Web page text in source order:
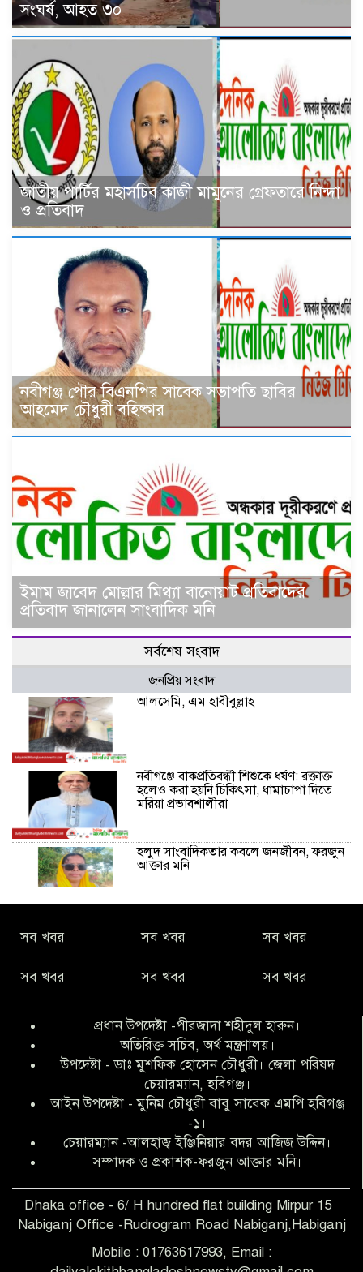
সংঘর্ষ, আহত ৩০
জাতীয় পার্টির মহাসচিব কাজী মামুনের গ্রেফতারে নিন্দা
ও প্রতিবাদ
নবীগঞ্জ পৌর বিএনপির সাবেক সভাপতি ছাবির
আহমেদ চৌধুরী বহিষ্কার
ইমাম জাবেদ মোল্লার মিথ্যা বানোয়াট প্রতিবাদের
প্রতিবাদ জানালেন সাংবাদিক মনি
সর্বশেষ সংবাদ
জনপ্রিয় সংবাদ
আলসেমি, এম হাবীবুল্লাহ
নবীগঞ্জে বাকপ্রতিবন্ধী শিশুকে ধর্ষণ: রক্তাক্ত
হলেও করা হয়নি চিকিৎসা, ধামাচাপা দিতে
মরিয়া প্রভাবশালীরা
হলুদ সাংবাদিকতার কবলে জনজীবন, ফরজুন
আক্তার মনি
কিবরিয়া
বৃত্তি পরীক্ষার সুযোগ করে দিলেন প্রধান শিক্ষক
ফারুক মাস্টার
আব্দুল হক তালুকদার ফাউন্ডেশন মানবতার
শিকড় ছুঁই ছুঁই,ফরজুন আক্তার মনি
সিলেট রেঞ্জের শ্রেষ্ঠ ওসি নির্বাচিত হলেন
নবীগঞ্জ থানার ওসি মোনায়েম
‎নবীগঞ্জে এক সাজাপ্রাপ্ত পলাতক আসামি
সব খবর সব খবর সব খবর
সব খবর সব খবর সব খবর
প্রধান উপদেষ্টা -পীরজাদা শহীদুল হারুন।
অতিরিক্ত সচিব, অর্থ মন্ত্রণালয়।
উপদেষ্টা - ডাঃ মুশফিক হোসেন চৌধুরী। জেলা পরিষদ
চেয়ারম্যান, হবিগঞ্জ।
আইন উপদেষ্টা - মুনিম চৌধুরী বাবু সাবেক এমপি হবিগঞ্জ
-১।
চেয়ারম্যান -আলহাজ্ব ইঞ্জিনিয়ার বদর আজিজ উদ্দিন।
সম্পাদক ও প্রকাশক-ফরজুন আক্তার মনি।
Dhaka office - 6/ H hundred flat building Mirpur 15
Nabiganj Office -Rudrogram Road Nabiganj,Habiganj
Mobile : 01763617993, Email :